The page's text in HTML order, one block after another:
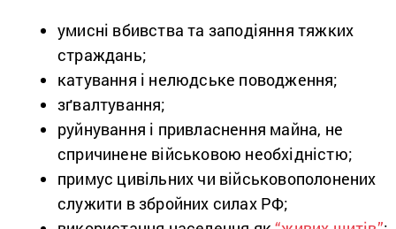
умисні вбивства та заподіяння тяжких
страждань;
катування і нелюдське поводження;
зґвалтування;
руйнування і привласнення майна, не
спричинене військовою необхідністю;
примус цивільних чи військовополонених
служити в збройних силах РФ;